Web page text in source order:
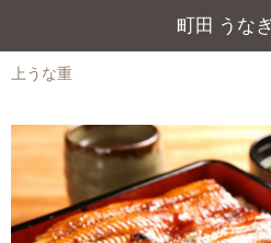
町田 うな
上うな重